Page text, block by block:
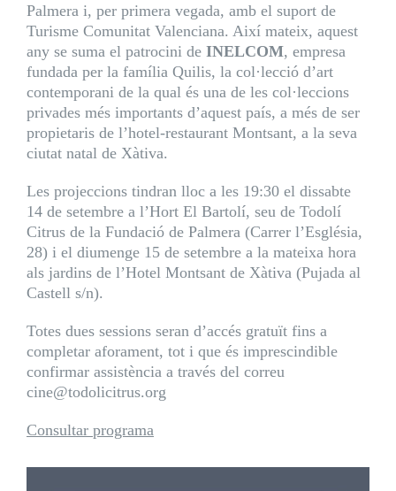
Palmera i, per primera vegada, amb el suport de
Turisme Comunitat Valenciana. Així mateix, aquest
any se suma el patrocini de INELCOM, empresa
fundada per la família Quilis, la col·lecció d’art
contemporani de la qual és una de les col·leccions
privades més importants d’aquest país, a més de ser
propietaris de l’hotel-restaurant Montsant, a la seva
ciutat natal de Xàtiva.
Les projeccions tindran lloc a les 19:30 el dissabte
14 de setembre a l’Hort El Bartolí, seu de Todolí
Citrus de la Fundació de Palmera (Carrer l’Església,
28) i el diumenge 15 de setembre a la mateixa hora
als jardins de l’Hotel Montsant de Xàtiva (Pujada al
Castell s/n).
Totes dues sessions seran d’accés gratuït fins a
completar aforament, tot i que és imprescindible
confirmar assistència a través del correu
cine@todolicitrus.org
Consultar programa